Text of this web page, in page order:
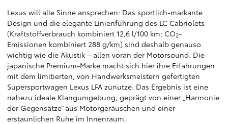
Lexus will alle Sinne ansprechen: Das sportlich-markante
Design und die elegante Linienführung des LC Cabriolets
(Kraftstoffverbrauch kombiniert 12,6 l/100 km; CO2-
Emissionen kombiniert 288 g/km) sind deshalb genauso
wichtig wie die Akustik – allen voran der Motorsound. Die
japanische Premium-Marke macht sich hier ihre Erfahrungen
mit dem limitierten, von Handwerksmeistern gefertigten
Supersportwagen Lexus LFA zunutze. Das Ergebnis ist eine
nahezu ideale Klangumgebung, geprägt von einer „Harmonie
der Gegensätze“ aus Motorgeräuschen und einer
erstaunlichen Ruhe im Innenraum.